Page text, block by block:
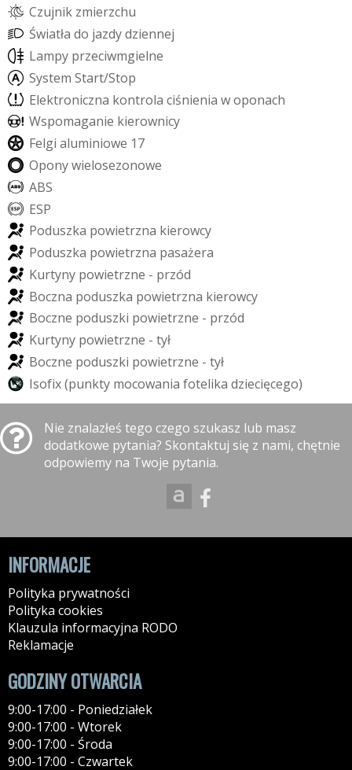
Czujnik zmierzchu
Światła do jazdydziennej
Lampy przeciwmgielne
System Start/Stop
Elektroniczna kontrola ciśnienia woponach
Wspomaganie kierownicy
Felgi aluminiowe 17
Oponywielosezonowe
ABS
ESP
Poduszka powietrzna kierowcy
Poduszka powietrzna pasażera
Kurtyny powietrzne - przód
Boczna poduszka powietrzna kierowcy
Boczne poduszki powietrzne - przód
Kurtyny powietrzne - tył
Boczne poduszki powietrzne - tył
Isofix(punkty mocowania fotelika dziecięcego)
Nie znalazłeś tego czego szukasz lub masz
dodatkowe pytania? Skontaktuj się z nami, chętnie
odpowiemy na Twoje pytania.
INFORMACJE
Polityka prywatności
Polityka cookies
Klauzula informacyjna RODO
Reklamacje
GODZINY OTWARCIA
9:00-17:00 - Poniedziałek
9:00-17:00 - Wtorek
9:00-17:00 - Środa
9:00-17:00 - Czwartek